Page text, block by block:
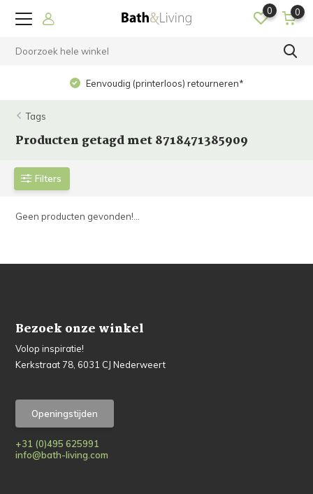
0 0
Eenvoudig (printerloos) retourneren*
Tags
Producten getagd met 8718471385909
Filters
Geen producten gevonden!...
Bezoek onze winkel
Volop inspiratie!
Kerkstraat 78, 6031 CJ Nederweert
Openingstijden
+31 (0)495 625991
info@bath-living.com